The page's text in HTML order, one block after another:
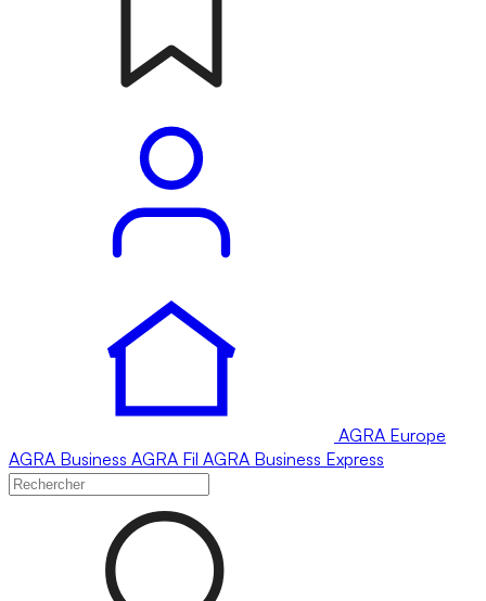
AGRA Europe
AGRA Business AGRA Fil AGRA Business Express